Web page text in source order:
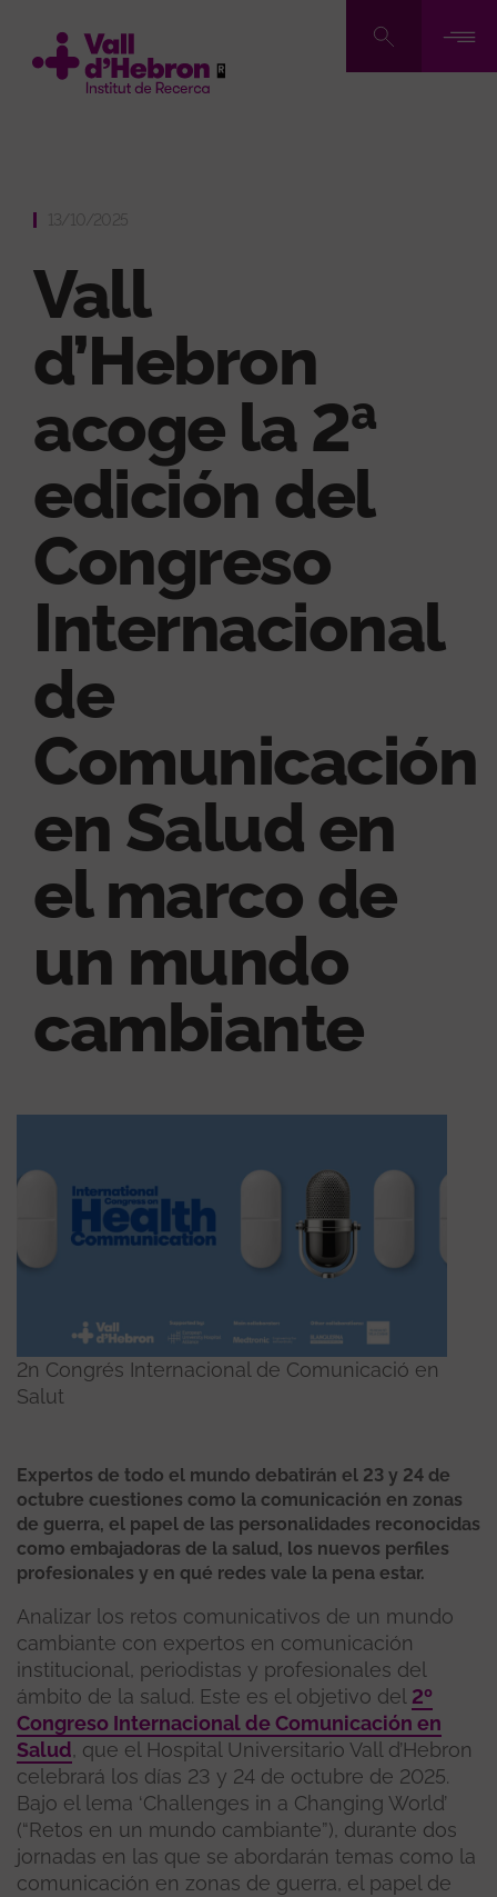
contenido
13/10/2025
Vall
d’Hebron
acoge la 2ª
edición del
Congreso
Internacional
de
Comunicación
en Salud en
el marco de
un mundo
cambiante
2n Congrés Internacional de Comunicació en
Salut
Expertos de todo el mundo debatirán el 23 y 24 de
octubre cuestiones como la comunicación en zonas
de guerra, el papel de las personalidades reconocidas
como embajadoras de la salud, los nuevos perfiles
profesionales y en qué redes vale la pena estar.
Analizar los retos comunicativos de un mundo
cambiante con expertos en comunicación
institucional, periodistas y profesionales del
ámbito de la salud. Este es el objetivo del 2º
Congreso Internacional de Comunicación en
Salud, que el Hospital Universitario Vall d’Hebron
celebrará los días 23 y 24 de octubre de 2025.
Bajo el lema ‘Challenges in a Changing World’
(“Retos en un mundo cambiante”), durante dos
jornadas en las que se abordarán temas como la
comunicación en zonas de guerra, el papel de